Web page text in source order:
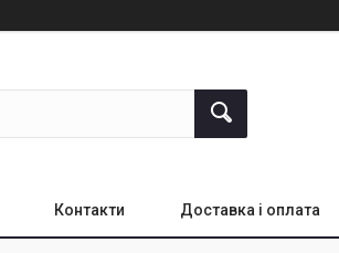
Контакти Доставка і оплата